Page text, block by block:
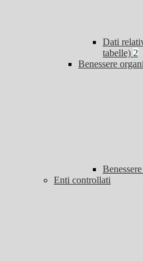
Dati
tabelle) 2
Benessere
Enti controllati